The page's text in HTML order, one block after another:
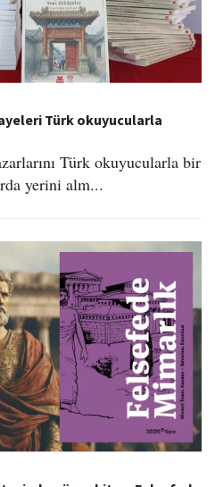
Türk okuyucularla
Türk okuyucularla bir
yerini alm...